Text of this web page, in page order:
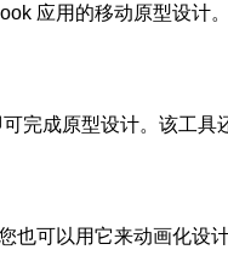
应用的移动原型设计
完成原型设计。该工具
可以用它来动画化设